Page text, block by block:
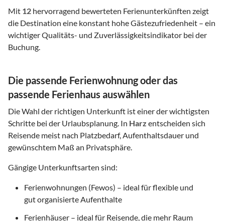
Mit 12 hervorragend bewerteten Ferienunterkünften zeigt
die Destination eine konstant hohe Gästezufriedenheit – ein
wichtiger Qualitäts- und Zuverlässigkeitsindikator bei der
Buchung.
Die passende Ferienwohnung oder das
passende Ferienhaus auswählen
Die Wahl der richtigen Unterkunft ist einer der wichtigsten
Schritte bei der Urlaubsplanung. In Harz entscheiden sich
Reisende meist nach Platzbedarf, Aufenthaltsdauer und
gewünschtem Maß an Privatsphäre.
Gängige Unterkunftsarten sind:
Ferienwohnungen (Fewos) – ideal für flexible und
gut organisierte Aufenthalte
Ferienhäuser – ideal für Reisende, die mehr Raum